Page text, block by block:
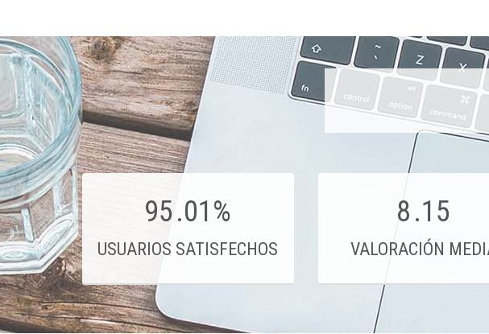
95.01%
USUARIOS SATISFECHOS
8.15
VALORACIÓN